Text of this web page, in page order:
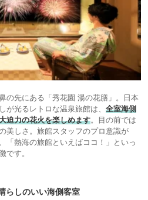
の先にある「秀花園 湯の花膳」。日本
が光るレトロな温泉旅館は、 全室海側
迫力の花火を楽しめます。目の前では
美しさ。旅館スタッフのプロ意識が
「熱海の旅館といえばココ！」といっ
です。
らしのいい海側客室